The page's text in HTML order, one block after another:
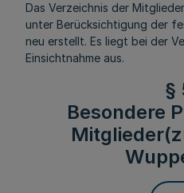
Das Verzeichnis der
unter Berücksichtigung der
neu erstellt. Es liegt bei der
Einsichtnahme aus.
§
Besondere